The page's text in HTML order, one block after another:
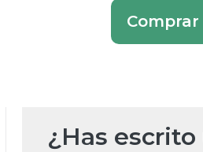
Comprar
¿Has